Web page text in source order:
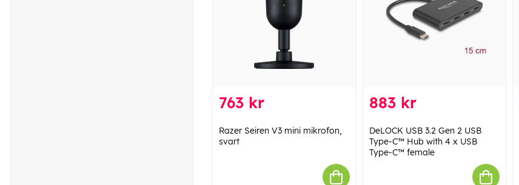
763 kr
Razer Seiren V3 mini mikrofon,
svart
883 kr
DeLOCK USB 3.2 Gen 2 USB
Type-C™ Hub with 4 x USB
Type-C™ female